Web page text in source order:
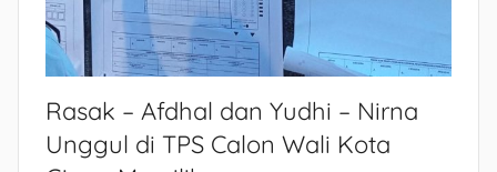
Rasak – Afdhal dan Yudhi – Nirna
Unggul di TPS Calon Wali Kota